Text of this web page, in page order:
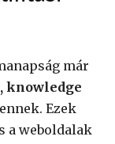
már
knowledge
Ezek
a weboldalak